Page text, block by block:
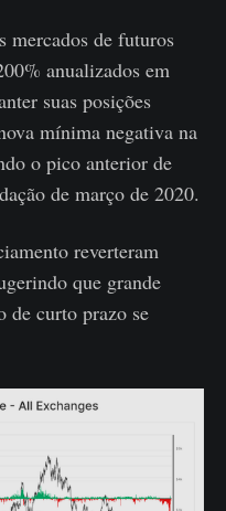
mercados de futuros
anualizados em
suas posições
mínima negativa na
o pico anterior de
de março de 2020.
reverteram
que grande
de curto prazo se